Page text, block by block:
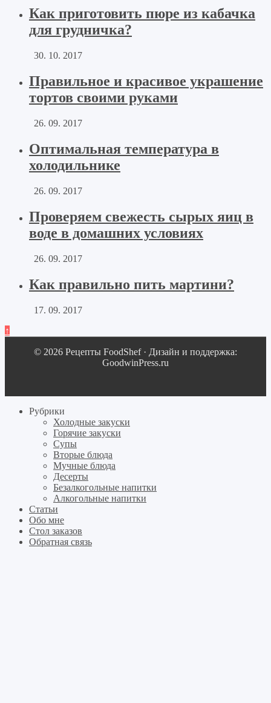
Как приготовить пюре из кабачка
для грудничка?
30. 10. 2017
Правильное и красивое украшение
тортов своими руками
26. 09. 2017
Оптимальная температура в
холодильнике
26. 09. 2017
Проверяем свежесть сырых яиц в
воде в домашних условиях
26. 09. 2017
Как правильно пить мартини?
17. 09. 2017
↑
© 2026 Рецепты FoodShef · Дизайн и поддержка:
GoodwinPress.ru
Рубрики
Холодные закуски
Горячие закуски
Супы
Вторые блюда
Мучные блюда
Десерты
Безалкогольные напитки
Алкогольные напитки
Статьи
Обо мне
Стол заказов
Обратная связь